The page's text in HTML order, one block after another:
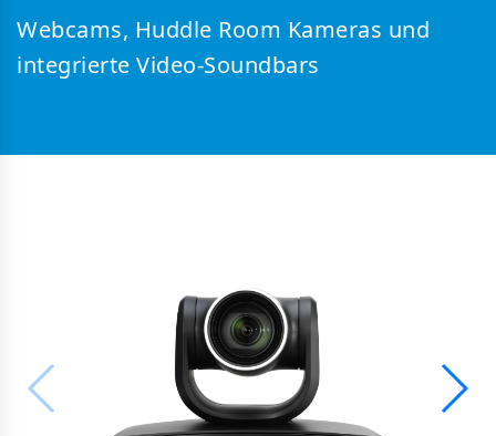
Webcams, Huddle Room Kameras und
integrierte Video-Soundbars